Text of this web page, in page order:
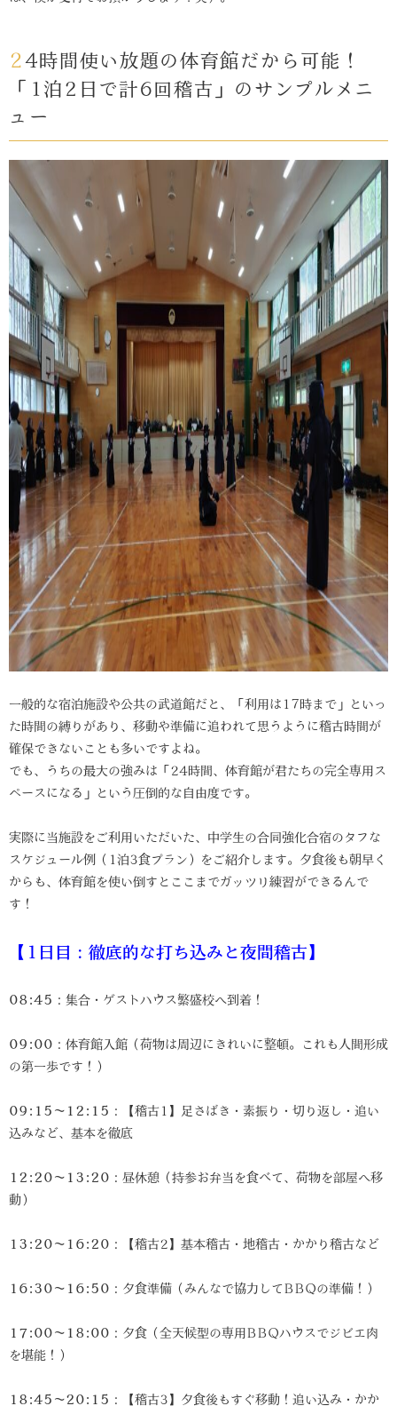
24時間使い放題の体育館だから可能！
「1泊2日で計6回稽古」のサンプルメニ
ュー
一般的な宿泊施設や公共の武道館だと、「利用は17時まで」といっ
た時間の縛りがあり、移動や準備に追われて思うように稽古時間が
確保できないことも多いですよね。
でも、うちの最大の強みは「24時間、体育館が君たちの完全専用ス
ペースになる」という圧倒的な自由度です。
実際に当施設をご利用いただいた、中学生の合同強化合宿のタフな
スケジュール例（1泊3食プラン）をご紹介します。夕食後も朝早く
からも、体育館を使い倒すとここまでガッツリ練習ができるんで
す！
【1日目：徹底的な打ち込みと夜間稽古】
08:45 ：集合・ゲストハウス繁盛校へ到着！
09:00 ：体育館入館（荷物は周辺にきれいに整頓。これも人間形成
の第一歩です！）
09:15〜12:15 ：【稽古1】足さばき・素振り・切り返し・追い
込みなど、基本を徹底
12:20〜13:20 ：昼休憩（持参お弁当を食べて、荷物を部屋へ移
動）
13:20〜16:20 ：【稽古2】基本稽古・地稽古・かかり稽古など
16:30〜16:50 ：夕食準備（みんなで協力してBBQの準備！）
17:00〜18:00 ：夕食（全天候型の専用BBQハウスでジビエ肉
を堪能！）
18:45〜20:15 ：【稽古3】夕食後もすぐ移動！追い込み・かか